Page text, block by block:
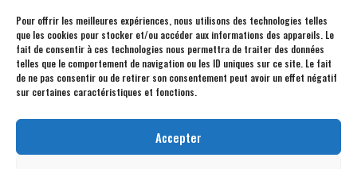
Pour offrir les meilleures expériences, nous utilisons des technologies telles
que les cookies pour stocker et/ou accéder aux informations des appareils. Le
fait de consentir à ces technologies nous permettra de traiter des données
telles que le comportement de navigation ou les ID uniques sur ce site. Le fait
de ne pas consentir ou de retirer son consentement peut avoir un effet négatif
sur certaines caractéristiques et fonctions.
Accepter
Mentions légales
Politique de cookies (UE)